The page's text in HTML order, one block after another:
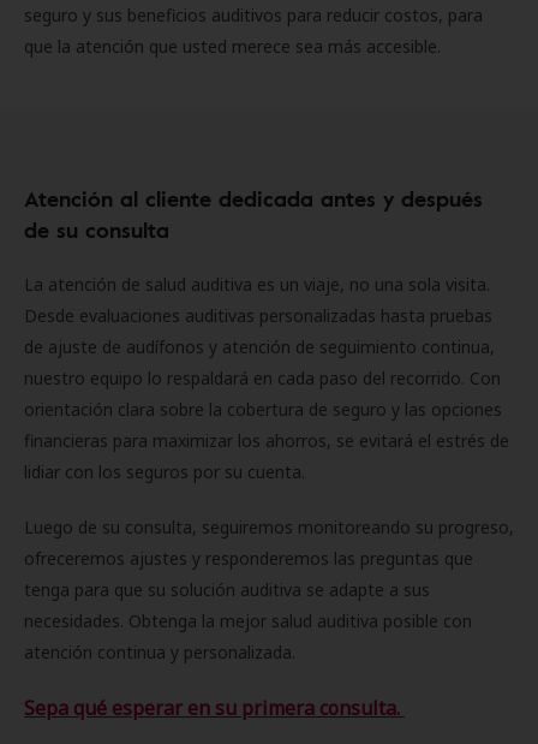
seguro y sus beneficios auditivos para reducir costos, para
que la atención que usted merece sea más accesible.
Atención al cliente dedicada antes y después
de su consulta
La atención de salud auditiva es un viaje, no una sola visita.
Desde evaluaciones auditivas personalizadas hasta pruebas
de ajuste de audífonos y atención de seguimiento continua,
nuestro equipo lo respaldará en cada paso del recorrido. Con
orientación clara sobre la cobertura de seguro y las opciones
financieras para maximizar los ahorros, se evitará el estrés de
lidiar con los seguros por su cuenta.
Luego de su consulta, seguiremos monitoreando su progreso,
ofreceremos ajustes y responderemos las preguntas que
tenga para que su solución auditiva se adapte a sus
necesidades. Obtenga la mejor salud auditiva posible con
atención continua y personalizada.
Sepa qué esperar en su primera consulta.